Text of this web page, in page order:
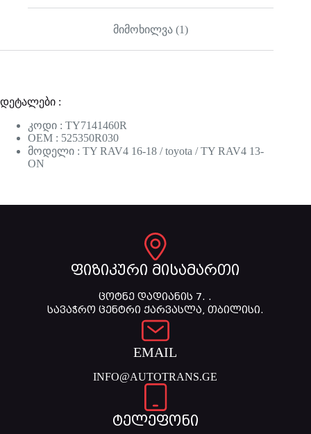
მიმოხილვა (1)
დეტალები :
კოდი : TY7141460R
OEM : 525350R030
მოდელი : TY RAV4 16-18 / toyota / TY RAV4 13-
ON
ფიზიკური მისამართი
ცოტნე დადიანის 7. .
სავაჭრო ცენტრი ქარვასლა, თბილისი.
EMAIL
INFO@AUTOTRANS.GE
ტელეფონი